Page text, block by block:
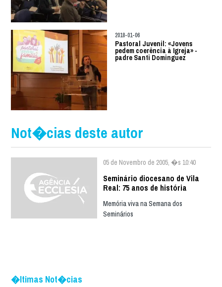
2018-01-06
Pastoral Juvenil: «Jovens
pedem coerência à Igreja» -
padre Santi Dominguez
Not�cias deste autor
05 de Novembro de 2005, �s 10:40
Seminário diocesano de Vila
Real: 75 anos de história
Memória viva na Semana dos
Seminários
�ltimas Not�cias